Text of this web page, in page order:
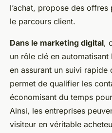
l’achat, propose des
le parcours client.
Dans le marketing digital,
un rôle clé en
en assurant un suivi rapide
permet de qualifier les
économisant du temps
Ainsi, les entreprises
visiteur en véritable